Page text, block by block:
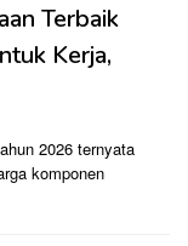
Terbaik
Kerja,
2026 ternyata
komponen